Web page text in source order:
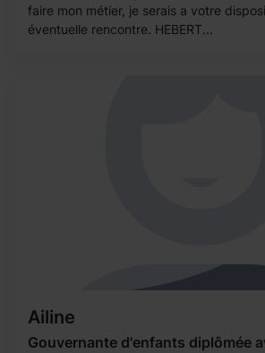
faire mon métier, je serais a votre
éventuelle rencontre. HEBERT...
Ailine
Gouvernante d'enfants diplômée